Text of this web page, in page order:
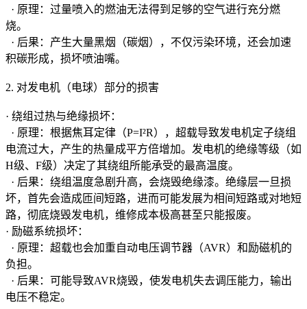
· 原理：过量喷入的燃油无法得到足够的空气进行充分燃
烧。
· 后果：产生大量黑烟（碳烟），不仅污染环境，还会加速
积碳形成，损坏喷油嘴。
2. 对发电机（电球）部分的损害
· 绕组过热与绝缘损坏：
· 原理：根据焦耳定律（P=I²R），超载导致发电机定子绕组
电流过大，产生的热量成平方倍增加。发电机的绝缘等级（如
H级、F级）决定了其绕组所能承受的最高温度。
· 后果：绕组温度急剧升高，会烧毁绝缘漆。绝缘层一旦损
坏，首先会造成匝间短路，进而可能发展为相间短路或对地短
路，彻底烧毁发电机，维修成本极高甚至只能报废。
· 励磁系统损坏：
· 原理：超载也会加重自动电压调节器（AVR）和励磁机的
负担。
· 后果：可能导致AVR烧毁，使发电机失去调压能力，输出
电压不稳定。